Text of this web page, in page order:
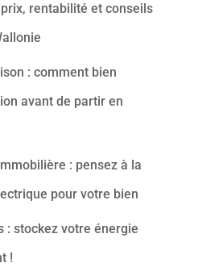
rentabilité et conseils
: comment bien
avant de partir en
: pensez à la
pour votre bien
: stockez votre énergie
!